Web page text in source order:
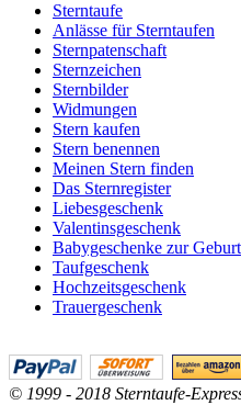
Sterntaufe
Anlässe für Sterntaufen
Sternpatenschaft
Sternzeichen
Sternbilder
Widmungen
Stern kaufen
Stern benennen
Meinen Stern finden
Das Sternregister
Liebesgeschenk
Valentinsgeschenk
Babygeschenke zur Geburt
Taufgeschenk
Hochzeitsgeschenk
Trauergeschenk
© 1999 - 2018 Sterntaufe-